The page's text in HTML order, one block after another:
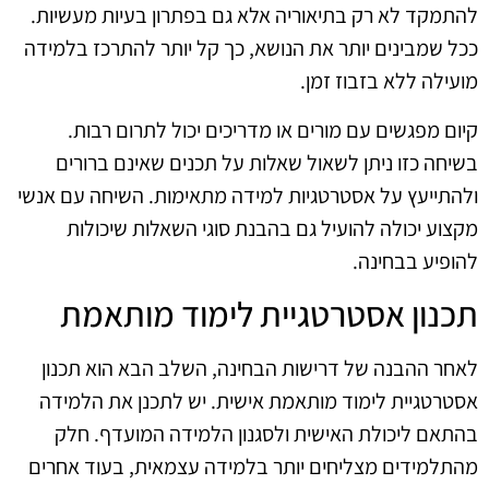
להתמקד לא רק בתיאוריה אלא גם בפתרון בעיות מעשיות.
ככל שמבינים יותר את הנושא, כך קל יותר להתרכז בלמידה
מועילה ללא בזבוז זמן.
קיום מפגשים עם מורים או מדריכים יכול לתרום רבות.
בשיחה כזו ניתן לשאול שאלות על תכנים שאינם ברורים
ולהתייעץ על אסטרטגיות למידה מתאימות. השיחה עם אנשי
מקצוע יכולה להועיל גם בהבנת סוגי השאלות שיכולות
להופיע בבחינה.
תכנון אסטרטגיית לימוד מותאמת
לאחר ההבנה של דרישות הבחינה, השלב הבא הוא תכנון
אסטרטגיית לימוד מותאמת אישית. יש לתכנן את הלמידה
בהתאם ליכולת האישית ולסגנון הלמידה המועדף. חלק
מהתלמידים מצליחים יותר בלמידה עצמאית, בעוד אחרים